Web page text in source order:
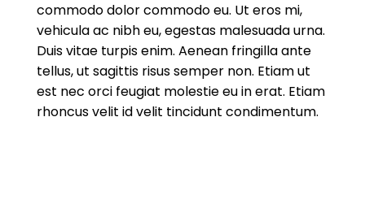
commodo dolor commodo eu. Ut eros mi,
vehicula ac nibh eu, egestas malesuada urna.
Duis vitae turpis enim. Aenean fringilla ante
tellus, ut sagittis risus semper non. Etiam ut
est nec orci feugiat molestie eu in erat. Etiam
rhoncus velit id velit tincidunt condimentum.